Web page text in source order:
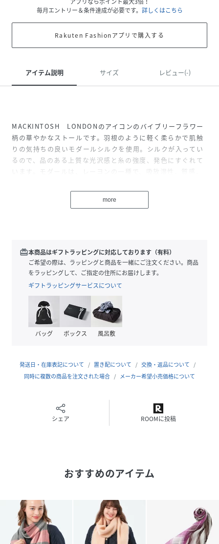
毎月エントリー＆条件達成が必要です。 詳しくはこちら
Rakuten Fashionアプリで購入する
アイテム説明 サイズ レビュー(-)
MACKINTOSH LONDONのアイコンのバイブリーフラワー
柄の華やかなストールです。羽根のように軽く柔らかで肌触
りの気持ちの良いモダールシルクを使用。シルクが入ってい
るので、品のある上質な光沢感と糸の強度、発色にすぐれて
います。モダールは、レーヨンの一種で、吸放湿性、質感、
ッグの中に忍ばせておくにもおすすめです。イタリアを代表
するテキスタイルブランドでラグジュアリーストールの代名
こちらの商品は一部店舗とオンラインストア限定商品です。
WEB限定商品は、予告なく一部店舗で展開される場合もござ
います。
性別タイプ
原産国 イタリア製
サイズ X
more
redeem本商品はギフトラッピングに対応しております（有料）
ご希望の際は、ラッピングと商品を一緒にご注文ください。商品
をラッピングして、ご指定の住所にお届けします。
ギフトラッピングサービスについて
バッグ ボックス 風呂敷
発送日・在庫表記について 置き配について
交換・返品について
同時に複数の商品を注文された場合
メーカー希望小売価格について
シェア ROOMに投稿
おすすめのアイテム